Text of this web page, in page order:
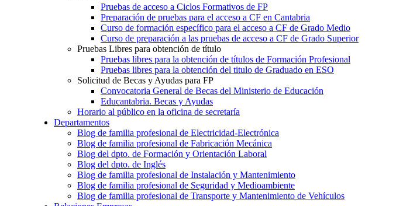
Pruebas de acceso a Ciclos Formativos de FP
Preparación de pruebas para el acceso a CF en Cantabria
Curso de formación específico para el acceso a CF de Grado Medio
Curso de preparación a las pruebas de acceso a CF de Grado Superior
Pruebas Libres para obtención de título
Pruebas libres para la obtención de títulos de Formación Profesional
Pruebas libres para la obtención del titulo de Graduado en ESO
Solicitud de Becas y Ayudas para FP
Convocatoria General de Becas del Ministerio de Educación
Educantabria. Becas y Ayudas
Horario al público en la oficina de secretaría
Departamentos
Blog de familia profesional de Electricidad-Electrónica
Blog de familia profesional de Fabricación Mecánica
Blog del dpto. de Formación y Orientación Laboral
Blog del dpto. de Inglés
Blog de familia profesional de Instalación y Mantenimiento
Blog de familia profesional de Seguridad y Medioambiente
Blog de familia profesional de Transporte y Mantenimiento de Vehículos